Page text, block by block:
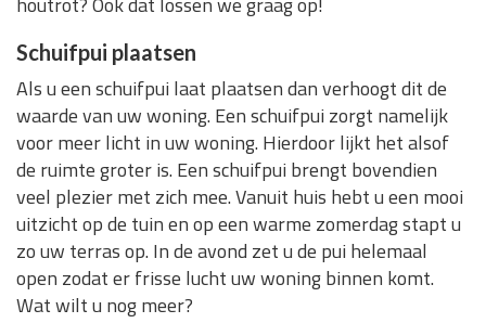
Schuifpui plaatsen
Als u een schuifpui laat plaatsen dan verhoogt dit de
waarde van uw woning. Een schuifpui zorgt namelijk
voor meer licht in uw woning. Hierdoor lijkt het alsof
de ruimte groter is. Een schuifpui brengt bovendien
veel plezier met zich mee. Vanuit huis hebt u een mooi
uitzicht op de tuin en op een warme zomerdag stapt u
zo uw terras op. In de avond zet u de pui helemaal
open zodat er frisse lucht uw woning binnen komt.
Wat wilt u nog meer?